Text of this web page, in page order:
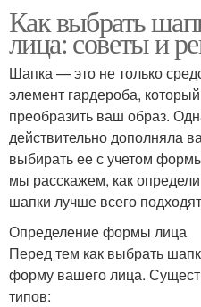
Как выбрать
лица: советы и
Шапка — это не только
элемент гардероба,
преобразить ваш образ.
действительно дополняла
выбирать ее с учетом
мы расскажем, как
шапки лучше всего
Определение формы лица
Перед тем как выбрать
форму вашего лица.
типов: